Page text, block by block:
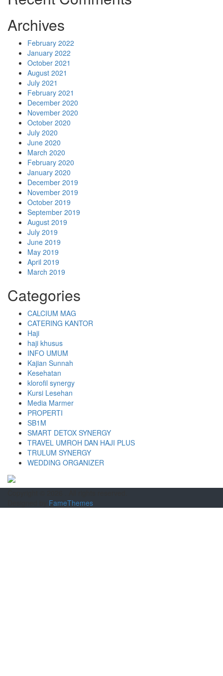
Archives
February 2022
January 2022
October 2021
August 2021
July 2021
February 2021
December 2020
November 2020
October 2020
July 2020
June 2020
March 2020
February 2020
January 2020
December 2019
November 2019
October 2019
September 2019
August 2019
July 2019
June 2019
May 2019
April 2019
March 2019
Categories
CALCIUM MAG
CATERING KANTOR
Haji
haji khusus
INFO UMUM
Kajian Sunnah
Kesehatan
klorofil synergy
Kursi Lesehan
Media Marmer
PROPERTI
SB1M
SMART DETOX SYNERGY
TRAVEL UMROH DAN HAJI PLUS
TRULUM SYNERGY
WEDDING ORGANIZER
FameThemes